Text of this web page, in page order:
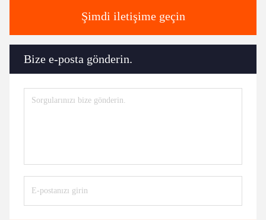
Şimdi iletişime geçin
Bize e-posta gönderin.